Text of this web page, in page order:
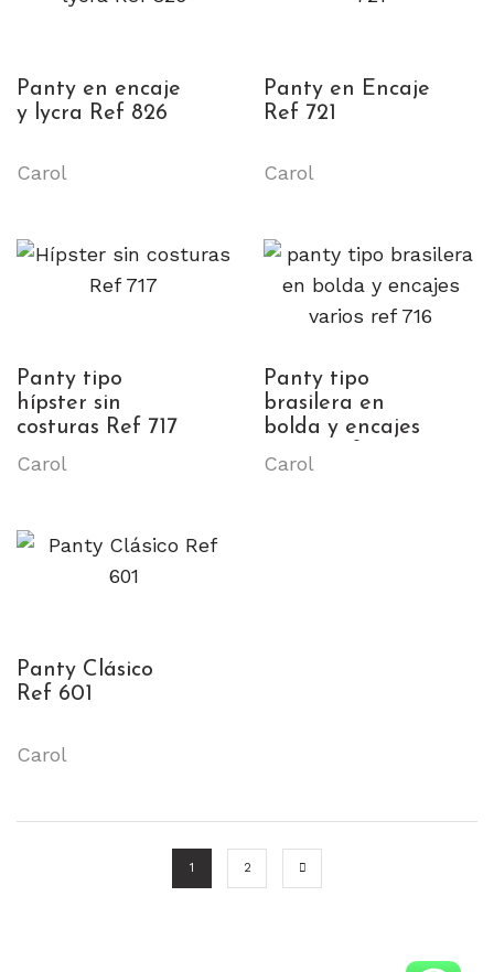
Panty en encaje
y lycra Ref 826
Carol
Panty en Encaje
Ref 721
Carol
Panty tipo
hípster sin
costuras Ref 717
Carol
Panty tipo
brasilera en
bolda y encajes
varios ref 716
Carol
Panty Clásico
Ref 601
Carol
1 2